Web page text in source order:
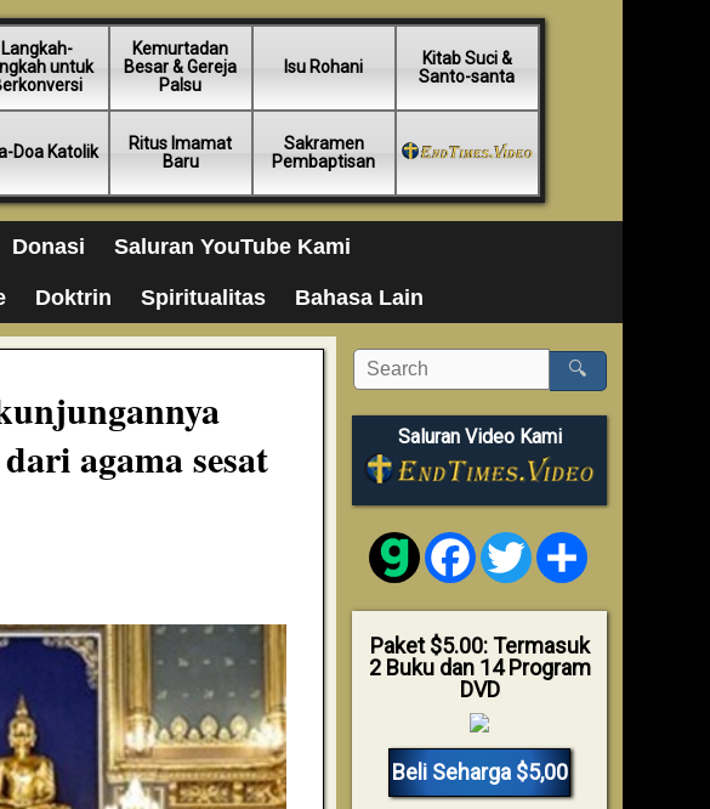
Langkah-
untuk
Kemurtadan
Besar & Gereja
Palsu
Isu Rohani
Kitab Suci &
Santo-santa
Doa Katolik
Ritus Imamat
Baru
Sakramen
Pembaptisan
Donasi Saluran YouTube Kami
Doktrin Spiritualitas Bahasa Lain
agama sesat
🔍
Saluran Video Kami
FacebookTwitter
Paket $5.00: Termasuk
2 Buku dan 14 Program
DVD
Beli Seharga $5,00